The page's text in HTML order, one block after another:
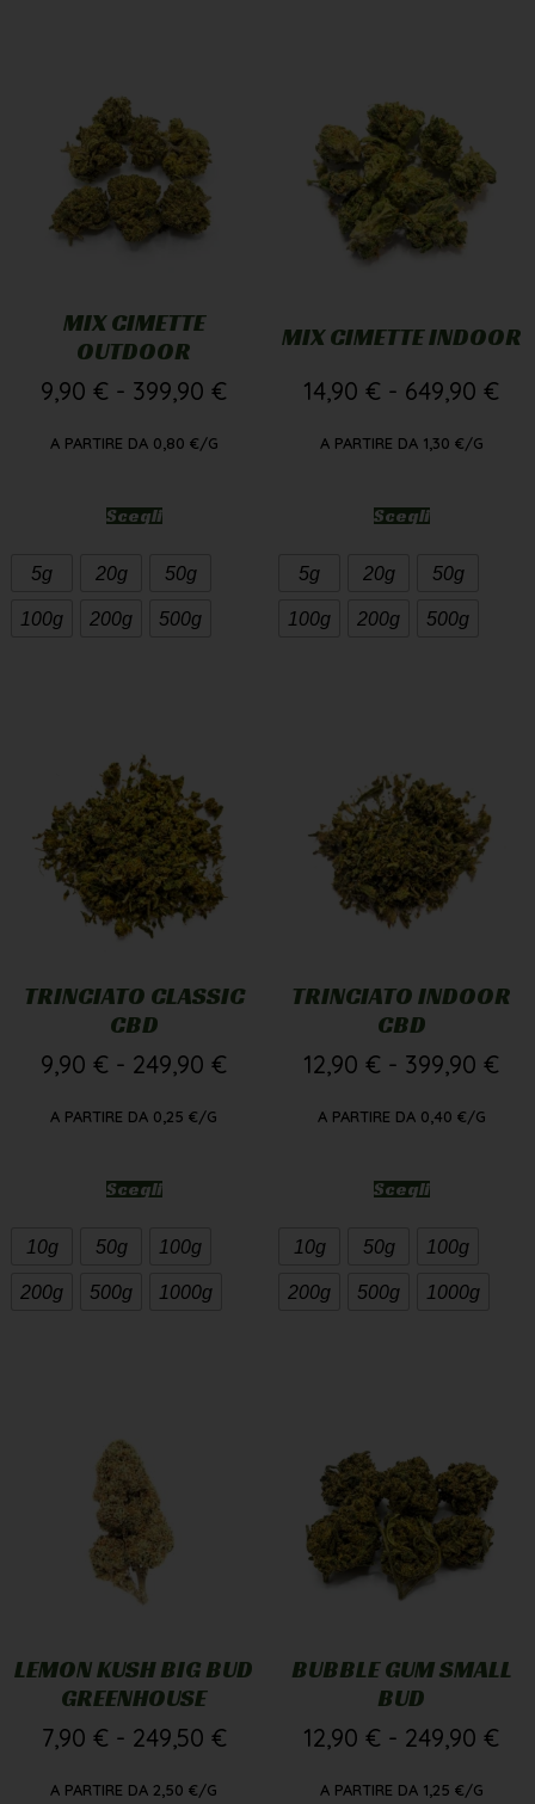
MIX CIMETTE
OUTDOOR
9,90 € - 399,90 €
A PARTIRE DA 0,80 €/G
Scegli
5g 20g 50g
100g 200g 500g
MIX CIMETTE INDOOR
14,90 € - 649,90 €
A PARTIRE DA 1,30 €/G
Scegli
5g 20g 50g
100g 200g 500g
TRINCIATO CLASSIC
CBD
9,90 € - 249,90 €
A PARTIRE DA 0,25 €/G
Scegli
10g 50g 100g
200g 500g 1000g
TRINCIATO INDOOR
CBD
12,90 € - 399,90 €
A PARTIRE DA 0,40 €/G
Scegli
10g 50g 100g
200g 500g 1000g
LEMON KUSH BIG BUD
GREENHOUSE
7,90 € - 249,50 €
A PARTIRE DA 2,50 €/G
BUBBLE GUM SMALL
BUD
12,90 € - 249,90 €
A PARTIRE DA 1,25 €/G